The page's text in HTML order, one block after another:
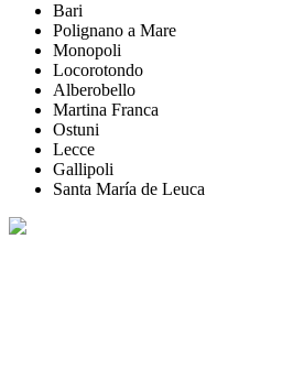
Bari
Polignano a Mare
Monopoli
Locorotondo
Alberobello
Martina Franca
Ostuni
Lecce
Gallipoli
Santa María de Leuca